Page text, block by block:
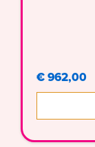
€ 962,00